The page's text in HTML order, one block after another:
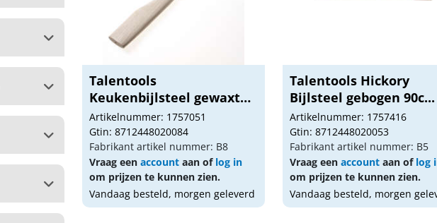
Talentools
Keukenbijlsteel gewaxt
essenh...
Artikelnummer: 1757051
Gtin: 8712448020084
Fabrikant artikel nummer: B8
Vraag een accountaan of log in
om prijzen te kunnen zien.
Vandaag besteld, morgen geleverd
Talentools Hickory
Bijlsteel gebogen 90c...
Artikelnummer: 1757416
Gtin: 8712448020053
Fabrikant artikel nummer: B5
Vraag eenaccount aan of log
om prijzen te kunnen zien.
Vandaag besteld, morgen